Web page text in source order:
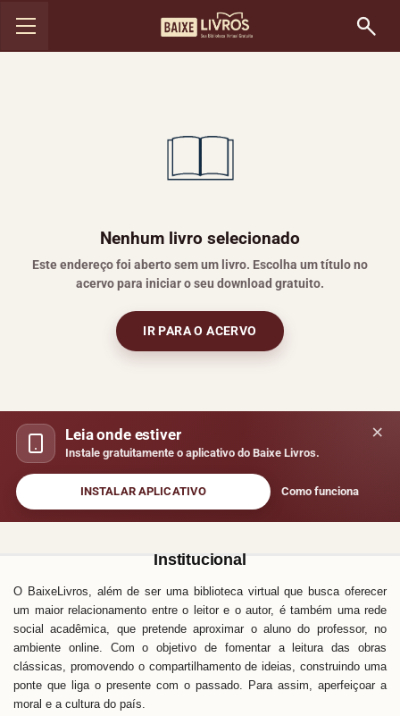
Nenhum livro selecionado
Este endereço foi aberto sem um livro. Escolha um título no
acervo para iniciar o seu download gratuito.
IR PARA O ACERVO
×
Leia onde estiver
Instale gratuitamente o aplicativo do Baixe Livros.
INSTALAR APLICATIVO Como funciona
Institucional
O BaixeLivros, além de ser uma biblioteca virtual que busca oferecer
um maior relacionamento entre o leitor e o autor, é também uma rede
social acadêmica, que pretende aproximar o aluno do professor, no
ambiente online. Com o objetivo de fomentar a leitura das obras
clássicas, promovendo o compartilhamento de ideias, construindo uma
ponte que liga o presente com o passado. Para assim, aperfeiçoar a
moral e a cultura do país.